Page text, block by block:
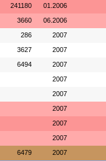
241180 01.2006
3660 06.2006
286 2007
3627 2007
6494 2007
2007
2007
2007
2007
2007
6479 2007